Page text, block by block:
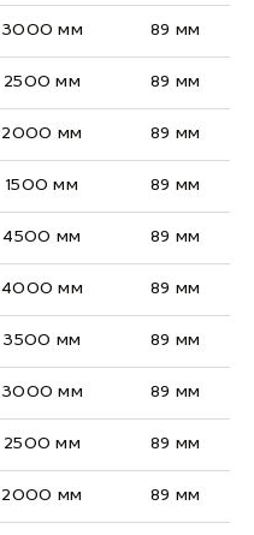
3000 мм 89 мм
2500 мм 89 мм
2000 мм 89 мм
1500 мм 89 мм
4500 мм 89 мм
4000 мм 89 мм
3500 мм 89 мм
3000 мм 89 мм
2500 мм 89 мм
2000 мм 89 мм